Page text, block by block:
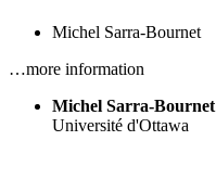
Michel Sarra-Bournet
…more information
Michel Sarra-Bournet
Université d'Ottawa